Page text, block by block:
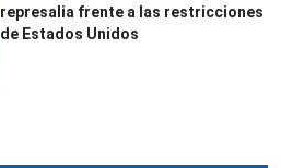
represalia frente a las restricciones
de Estados Unidos